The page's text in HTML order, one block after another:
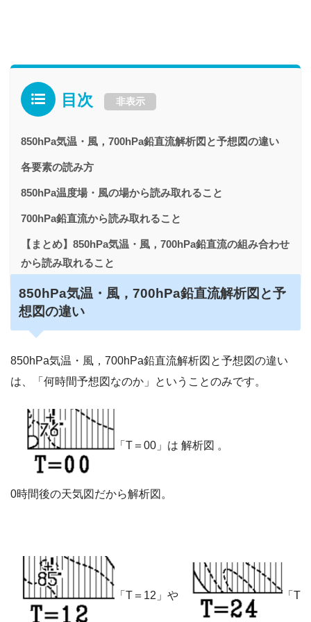
目次 非表示
850hPa気温・風，700hPa鉛直流解析図と予想図の違い
各要素の読み方
850hPa温度場・風の場から読み取れること
700hPa鉛直流から読み取れること
【まとめ】850hPa気温・風，700hPa鉛直流の組み合わせ
から読み取れること
850hPa気温・風，700hPa鉛直流解析図と予
想図の違い
850hPa気温・風，700hPa鉛直流解析図と予想図の違い
は、「何時間予想図なのか」ということのみです。
「T＝00」は 解析図 。
0時間後の天気図だから解析図。
「T＝12」や 「T